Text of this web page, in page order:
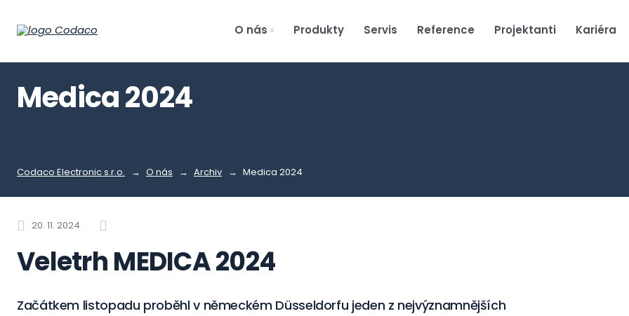
O nás Produkty Servis Reference Projektanti Kariéra
Medica 2024
Codaco Electronic s.r.o. O nás Archiv Medica 2024
20. 11. 2024
Veletrh MEDICA 2024
Začátkem listopadu proběhl v německém Düsseldorfu jeden z nejvýznamnějších